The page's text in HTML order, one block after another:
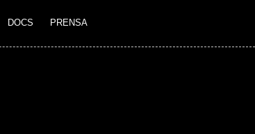
DOCS PRENSA